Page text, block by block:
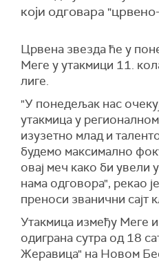
који одговара
Црвена звезда ће у
Меге у утакмици 11.
лиге.
"У понедељак нас
утакмица у
изузетно млад и
будемо максимално
овај меч како би увели
нама одговора", рекао
преноси званични сајт
Утакмица између Меге
одиграна сутра од 18
Жеравица" на Новом